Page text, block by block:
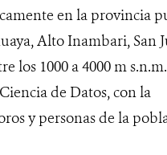
en la provincia
Alto Inambari, San
los 1000 a 4000 m
de Datos, con la
y personas de la